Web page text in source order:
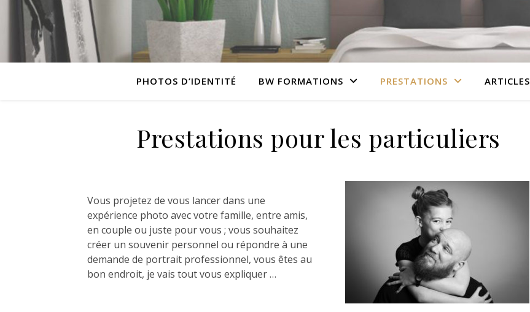
PHOTOS D’IDENTITÉ BW FORMATIONS PRESTATIONS ARTICLES
Prestations pour les particuliers
Vous projetez de vous lancer dans une
expérience photo avec votre famille, entre amis,
en couple ou juste pour vous ; vous souhaitez
créer un souvenir personnel ou répondre à une
demande de portrait professionnel, vous êtes au
bon endroit, je vais tout vous expliquer …